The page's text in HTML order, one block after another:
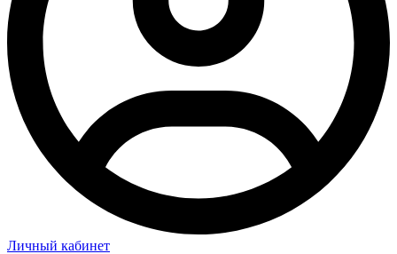
Личный кабинет